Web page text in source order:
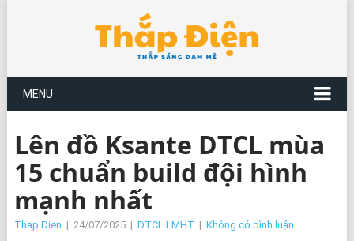
MENU
Lên đồ Ksante DTCL mùa
15 chuẩn build đội hình
mạnh nhất
Thap Dien | 24/07/2025 | DTCL LMHT | Không có bình luận